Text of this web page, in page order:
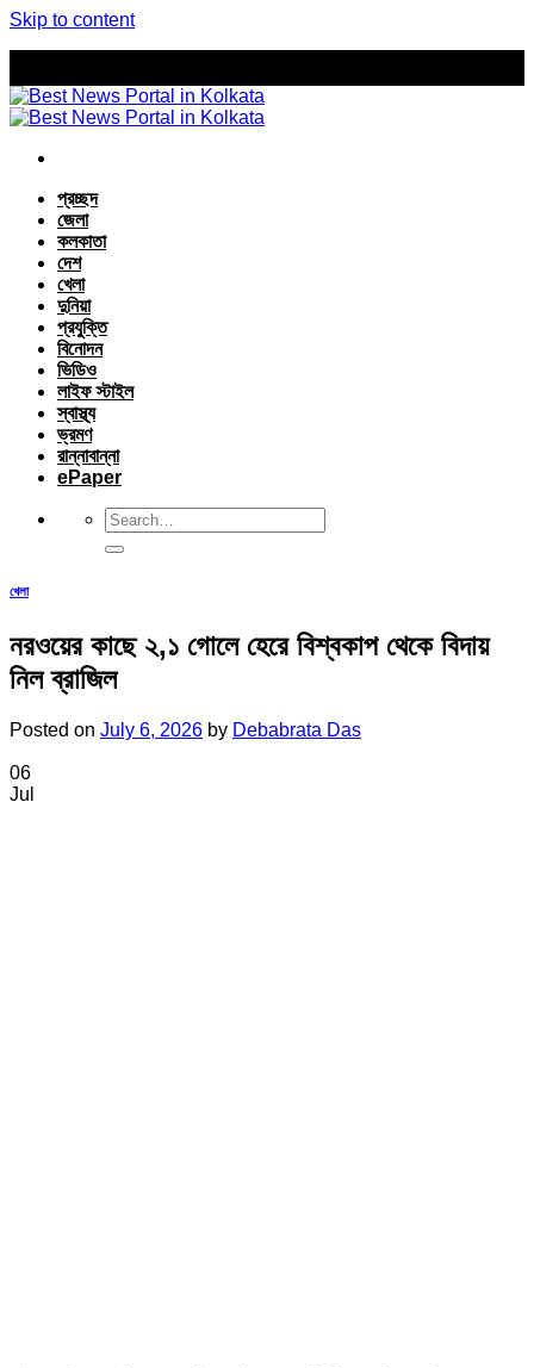
Skip to content
প্রচ্ছদ
জেলা
কলকাতা
দেশ
খেলা
দুনিয়া
প্রযুক্তি
বিনোদন
ভিডিও
লাইফ স্টাইল
স্বাস্থ্য
ভ্রমণ
রান্নাবান্না
ePaper
খেলা
নরওয়ের কাছে ২,১ গোলে হেরে বিশ্বকাপ থেকে বিদায়
নিল ব্রাজিল
Posted on July 6, 2026 by Debabrata Das
06
Jul